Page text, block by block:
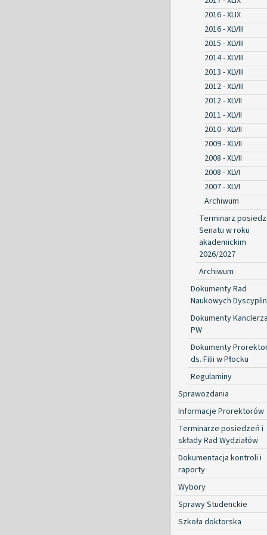
2016 - XLIX
2016 - XLVIII
2015 - XLVIII
2014 - XLVIII
2013 - XLVIII
2012 - XLVIII
2012 - XLVII
2011 - XLVII
2010 - XLVII
2009 - XLVII
2008 - XLVII
2008 - XLVI
2007 - XLVI
Archiwum
Terminarz
Senatu w roku
akademickim
2026/2027
Archiwum
Dokumenty Rad
Naukowych Dyscyplin
Dokumenty
PW
Dokumenty
ds. Filii w Płocku
Regulaminy
Sprawozdania
Informacje Prorektorów
Terminarze posiedzeń i
składy Rad Wydziałów
Dokumentacja kontroli i
raporty
Wybory
Sprawy Studenckie
Szkoła doktorska